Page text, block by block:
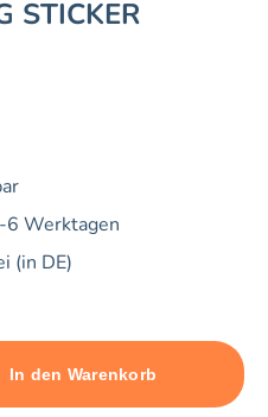
STICKER
6 Werktagen
(in DE)
quantity: 41
In den Warenkorb